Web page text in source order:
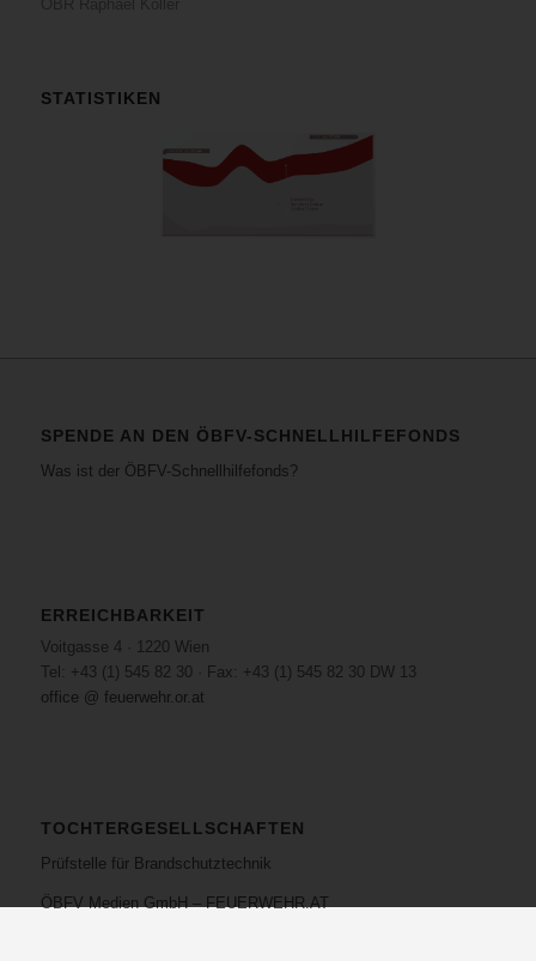
STATISTIKEN
SPENDE AN DEN ÖBFV-SCHNELLHILFEFONDS
Was ist der ÖBFV-Schnellhilfefonds?
ERREICHBARKEIT
Voitgasse 4 · 1220 Wien
Tel: +43 (1) 545 82 30 · Fax: +43 (1) 545 82 30 DW 13
office @ feuerwehr.or.at
TOCHTERGESELLSCHAFTEN
Prüfstelle für Brandschutztechnik
ÖBFV Medien GmbH – FEUERWEHR.AT